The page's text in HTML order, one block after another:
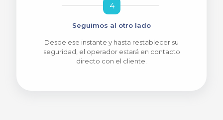
4
Seguimos al otro lado
Desde ese instante y hasta restablecer su
seguridad, el operador estará en contacto
directo con el cliente.